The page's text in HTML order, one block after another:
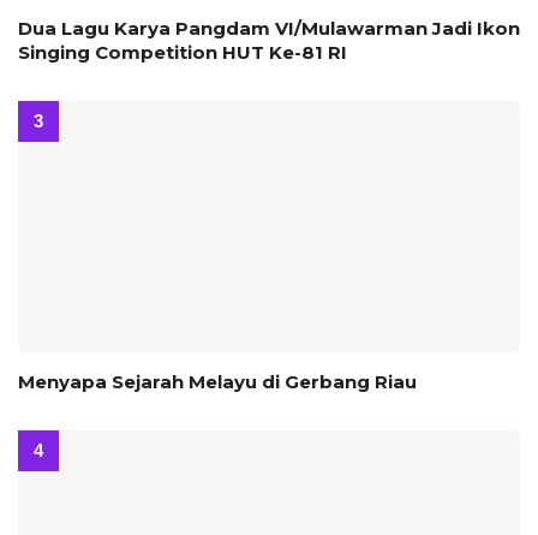
Dua Lagu Karya Pangdam VI/Mulawarman Jadi Ikon
Singing Competition HUT Ke-81 RI
Menyapa Sejarah Melayu di Gerbang Riau